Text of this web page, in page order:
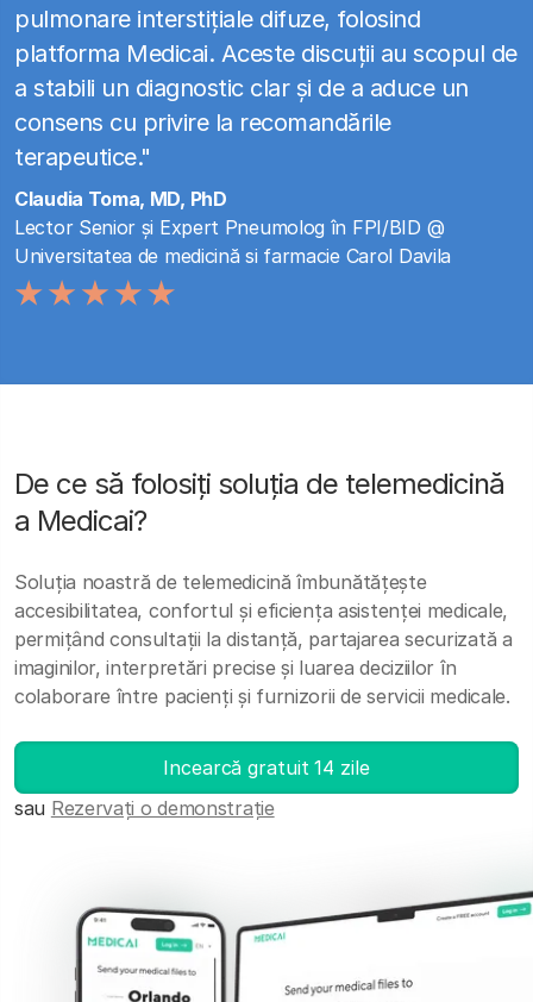
pulmonare interstițiale difuze, folosind
platforma Medicai. Aceste discuții au scopul de
a stabili un diagnostic clar și de a aduce un
consens cu privire la recomandările
terapeutice."
Claudia Toma, MD, PhD
Lector Senior și Expert Pneumolog în FPI/BID @
Universitatea de medicină si farmacie Carol Davila
De ce să folosiți soluția de telemedicină
a Medicai?
Soluția noastră de telemedicină îmbunătățește
accesibilitatea, confortul și eficiența asistenței medicale,
permițând consultații la distanță, partajarea securizată a
imaginilor, interpretări precise și luarea deciziilor în
colaborare între pacienți și furnizorii de servicii medicale.
Incearcă gratuit 14 zile
sau Rezervați o demonstrație